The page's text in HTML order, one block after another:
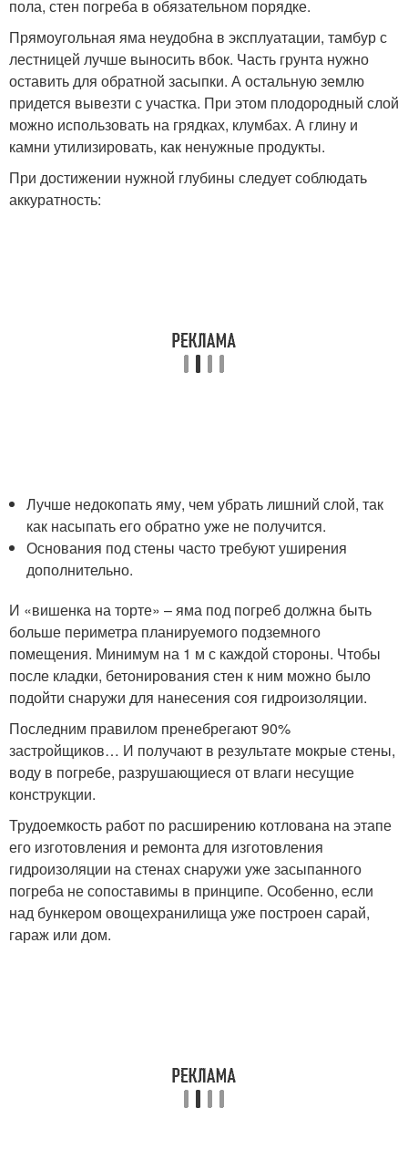
пола, стен погреба в обязательном порядке.
Прямоугольная яма неудобна в эксплуатации, тамбур с
лестницей лучше выносить вбок. Часть грунта нужно
оставить для обратной засыпки. А остальную землю
придется вывезти с участка. При этом плодородный слой
можно использовать на грядках, клумбах. А глину и
камни утилизировать, как ненужные продукты.
При достижении нужной глубины следует соблюдать
аккуратность:
Лучше недокопать яму, чем убрать лишний слой, так
как насыпать его обратно уже не получится.
Основания под стены часто требуют уширения
дополнительно.
И «вишенка на торте» – яма под погреб должна быть
больше периметра планируемого подземного
помещения. Минимум на 1 м с каждой стороны. Чтобы
после кладки, бетонирования стен к ним можно было
подойти снаружи для нанесения соя гидроизоляции.
Последним правилом пренебрегают 90%
застройщиков… И получают в результате мокрые стены,
воду в погребе, разрушающиеся от влаги несущие
конструкции.
Трудоемкость работ по расширению котлована на этапе
его изготовления и ремонта для изготовления
гидроизоляции на стенах снаружи уже засыпанного
погреба не сопоставимы в принципе. Особенно, если
над бункером овощехранилища уже построен сарай,
гараж или дом.